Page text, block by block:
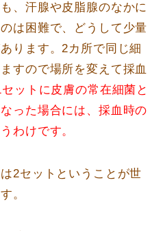
、汗腺や皮脂腺のなかに
は困難で、どうして少量
ります。2カ所で同じ細
すので場所を変えて採血
ットに皮膚の常在細菌と
った場合には、採血時の
わけです。
2セットということが世
。